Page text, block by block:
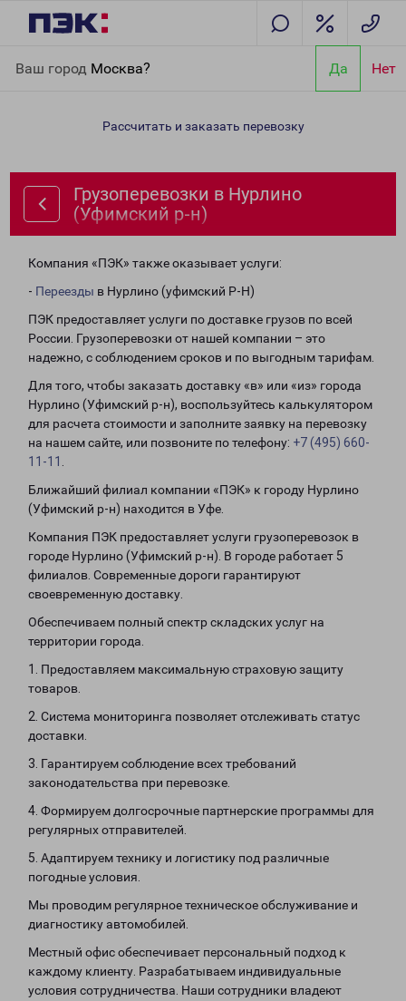
Ваш город Москва? Да Нет
р-н)
Рассчитать и заказать перевозку
Грузоперевозки в Нурлино
(Уфимский р-н)
Компания «ПЭК» также оказывает услуги:
- Переезды в Нурлино (уфимский Р-Н)
ПЭК предоставляет услуги по доставке грузов по всей
России. Грузоперевозки от нашей компании – это
надежно, с соблюдением сроков и по выгодным тарифам.
Для того, чтобы заказать доставку «в» или «из» города
Нурлино (Уфимский р-н), воспользуйтесь калькулятором
для расчета стоимости и заполните заявку на перевозку
на нашем сайте, или позвоните по телефону: +7 (495) 660-
11-11
Ближайший филиал компании «ПЭК» к городу Нурлино
(Уфимский р-н) находится в Уфе.
Компания ПЭК предоставляет услуги грузоперевозок в
городе Нурлино (Уфимский р-н). В городе работает 5
филиалов. Современные дороги гарантируют
своевременную доставку.
Обеспечиваем полный спектр складских услуг на
территории города.
1. Предоставляем максимальную страховую защиту
товаров.
2. Система мониторинга позволяет отслеживать статус
доставки.
3. Гарантируем соблюдение всех требований
законодательства при перевозке.
4. Формируем долгосрочные партнерские программы для
регулярных отправителей.
5. Адаптируем технику и логистику под различные
погодные условия.
Мы проводим регулярное техническое обслуживание и
диагностику автомобилей.
Местный офис обеспечивает персональный подход к
каждому клиенту. Разрабатываем индивидуальные
условия сотрудничества. Наши сотрудники владеют